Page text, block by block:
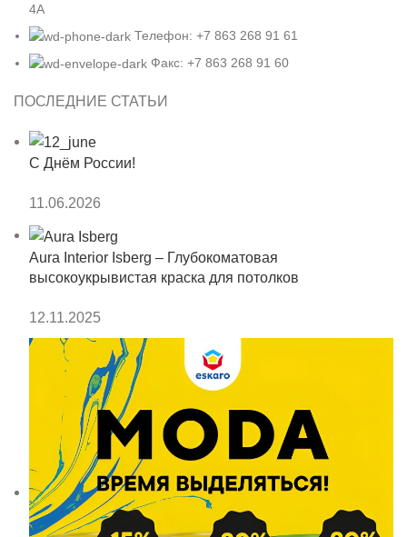
4А
Телефон: +7 863 268 91 61
Факс: +7 863 268 91 60
ПОСЛЕДНИЕ СТАТЬИ
С Днём России!
11.06.2026
Aura Interior Isberg – Глубокоматовая
высокоукрывистая краска для потолков
12.11.2025